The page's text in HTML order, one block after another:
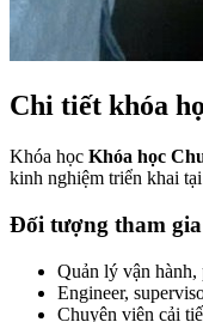
Chi tiết khóa
Khóa học Khóa học
kinh nghiệm triển khai
Đối tượng tham gia
Quản lý vận hành,
Engineer,
Chuyên viên cải